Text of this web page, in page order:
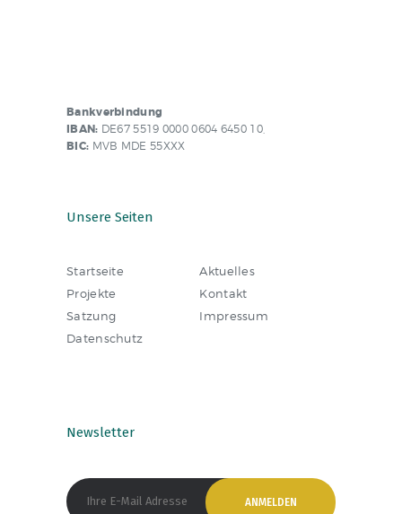
Bankverbindung
IBAN: DE67 5519 0000 0604 6450 10,
BIC: MVB MDE 55XXX
Unsere Seiten
Startseite
Aktuelles
Projekte
Kontakt
Satzung
Impressum
Datenschutz
Newsletter